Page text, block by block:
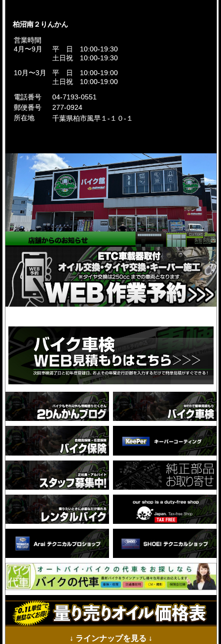
柏沼南２りんかん
営業時間
4月〜9月
平 日 10:00-19:30
土日祝 10:00-19:30
10月〜3月
平 日 10:00-19:00
土日祝 10:00-19:00
電話番号
04-7193-0551
郵便番号
277-0924
所在地
千葉県柏市風早１-１０-１
↓ ラインナップを見る ↓